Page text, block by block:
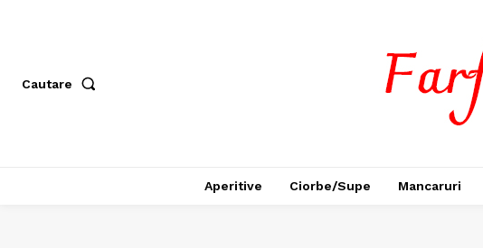
Cautare
Aperitive Ciorbe/Supe Mancaruri